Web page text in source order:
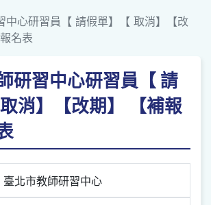
中心研習員【 請假單】【 取消】【改
名表
研習中心研習員【 請
消】【改期】 【補報
臺北市教師研習中心